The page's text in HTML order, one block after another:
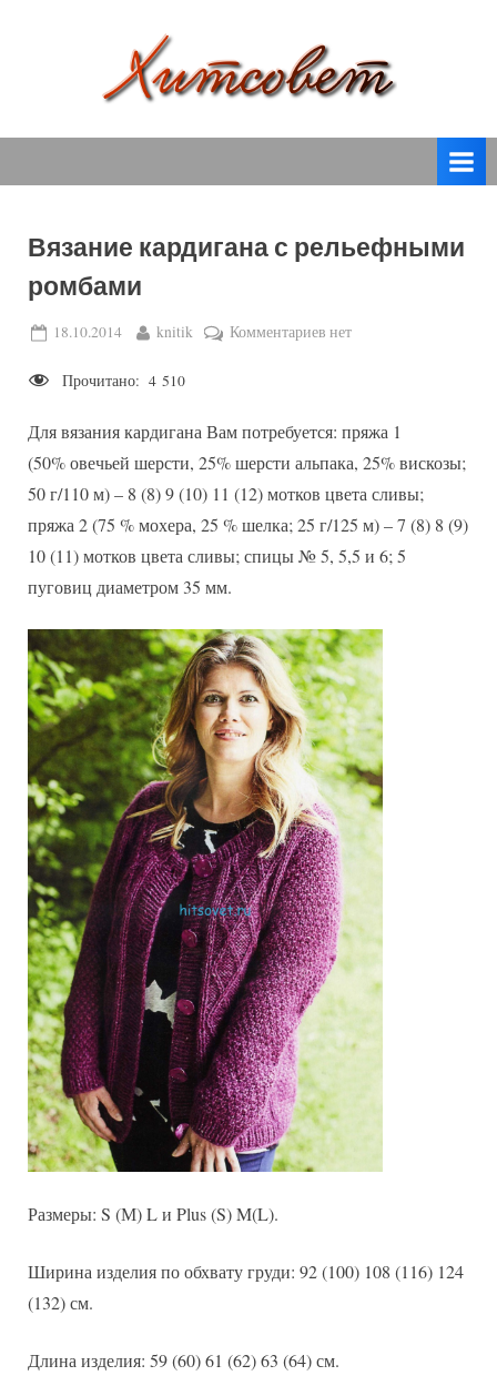
т
о
е
спицами,
крючком,
вязаные
модели
описанием
Вязание кардигана с рельефными
ромбами
Posted
18.10.2014 By
knitik Комментариевк
с
рельефными
нет
Прочитано: 4 510
Для вязания кардигана Вам потребуется: пряжа 1
(50% овечьей шерсти, 25% шерсти альпака, 25% вискозы;
50 г/110 м) – 8 (8) 9 (10) 11 (12) мотков цвета сливы;
пряжа 2 (75 % мохера, 25 % шелка; 25 г/125 м) – 7 (8) 8 (9)
10 (11) мотков цвета сливы; спицы № 5, 5,5 и 6; 5
пуговиц диаметром 35 мм.
Размеры: S (М) L и Plus (S) M(L).
Ширина изделия по обхвату груди: 92 (100) 108 (116) 124
(132) см.
Длина изделия: 59 (60) 61 (62) 63 (64) см.